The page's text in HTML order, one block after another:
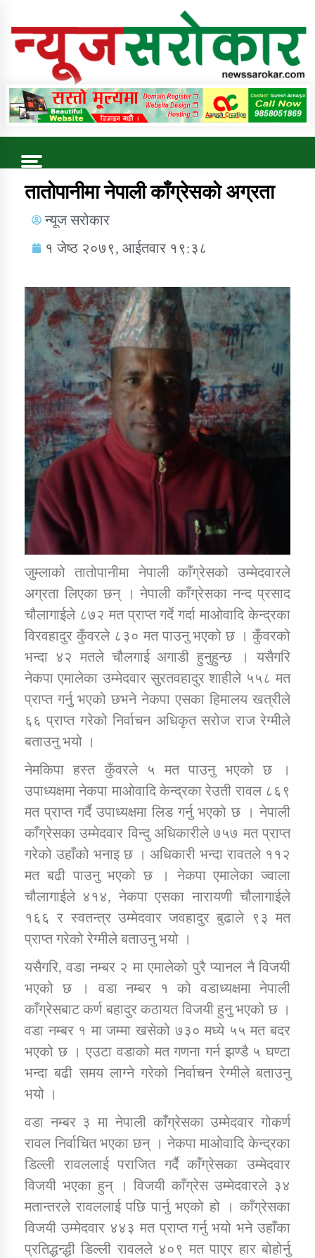
Online News Portal
Trending Now
डिभिजन कार्यालय जुम्लाको सुचना सन्देश
कर्णाली प्रविधि शिक्षालय जुम्लाको सुचना
सामाजिक बिकास कार्यालय जुम्लाकाे सुचना
कार्यक्रम कार्यान्वयन एकाई जुम्लाको सुचना
कर्णाली प्राविधि शिक्षालय जुम्लाको सुचना
तातोपानी गाउँपालिका जुम्लाको महिला तथा लैङ्गिक हिंसा
सम्बन्धी सूचना सन्देश
तातोपानी गाउँपालिका जुम्लाको महिनावारी सम्बन्धिकाे
तातोपानी गाउँपालिका जुम्लाको बालविवाह सन्देश
तातोपानी गाउँपालिका जुम्लाको सूचना
तातोपानीमा नेपाली काँग्रेसको अग्रता
न्यूज सरोकार
१ जेष्ठ २०७९, आईतवार १९:३८
जुम्लाको तातोपानीमा नेपाली काँग्रेसको उम्मेदवारले
अग्रता लिएका छन् । नेपाली काँग्रेसका नन्द प्रसाद
चौलागाईले ८७२ मत प्राप्त गर्दे गर्दा माओवादि केन्द्रका
विरवहादुर कुँवरले ८३० मत पाउनु भएको छ । कुँवरको
भन्दा ४२ मतले चौलगाई अगाडी हुनुहुन्छ । यसैगरि
नेकपा एमालेका उम्मेदवार सुरतवहादुर शाहीले ५५८ मत
प्राप्त गर्नु भएको छभने नेकपा एसका हिमालय खत्रीले
६६ प्राप्त गरेको निर्वाचन अधिकृत सरोज राज रेग्मीले
बताउनु भयो ।
नेमकिपा हस्त कुँवरले ५ मत पाउनु भएको छ ।
उपाध्यक्षमा नेकपा माओवादि केन्द्रका रेउती रावल ८६९
मत प्राप्त गर्दै उपाध्यक्षमा लिड गर्नु भएको छ । नेपाली
काँग्रेसका उम्मेदवार विन्दु अधिकारीले ७५७ मत प्राप्त
गरेको उहाँको भनाइ छ । अधिकारी भन्दा रावतले ११२
मत बढी पाउनु भएको छ । नेकपा एमालेका ज्वाला
चौलागाईले ४१४, नेकपा एसका नारायणी चौलागाईले
१६६ र स्वतन्त्र उम्मेदवार जवहादुर बुढाले ९३ मत
प्राप्त गरेको रेग्मीले बताउनु भयो ।
यसैगरि, वडा नम्बर २ मा एमालेको पुरै प्यानल नै विजयी
भएको छ । वडा नम्बर १ को वडाध्यक्षमा नेपाली
काँग्रेसबाट कर्ण बहादुर कठायत विजयी हुनु भएको छ ।
वडा नम्बर १ मा जम्मा खसेको ७३० मध्ये ५५ मत बदर
भएको छ । एउटा वडाको मत गणना गर्न झण्डै ५ घण्टा
भन्दा बढी समय लाग्ने गरेको निर्वाचन रेग्मीले बताउनु
भयो ।
वडा नम्बर ३ मा नेपाली काँग्रेसका उम्मेदवार गोकर्ण
रावल निर्वाचित भएका छन् । नेकपा माओवादि केन्द्रका
डिल्ली रावललाई पराजित गर्दै काँग्रेसका उम्मेदवार
विजयी भएका हुन् । विजयी काँग्रेस उम्मेदवारले ३४
मतान्तरले रावललाई पछि पार्नु भएको हो । काँग्रेसका
विजयी उम्मेदवार ४४३ मत प्राप्त गर्नु भयो भने उहाँका
प्रतिद्धन्द्धी डिल्ली रावलले ४०९ मत पाएर हार बोहोर्नु